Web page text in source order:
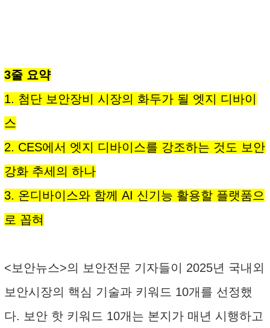
3줄 요약
1. 첨단 보안장비 시장의 화두가 될 엣지 디바이
스
2. CES에서 엣지 디바이스를 강조하는 것도 보안
강화 추세의 하나
3. 온디바이스와 함께 AI 신기능 활용할 플랫품으
로 꼽혀
<보안뉴스>의 보안전문 기자들이 2025년 국내외
보안시장의 핵심 기술과 키워드 10개를 선정했
다. 보안 핫 키워드 10개는 본지가 매년 시행하고